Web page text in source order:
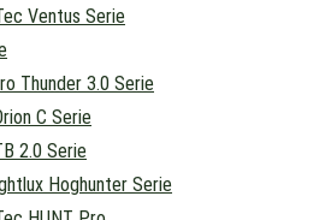
Ventus Serie
Thunder 3.0 Serie
C Serie
2.0 Serie
Hoghunter Serie